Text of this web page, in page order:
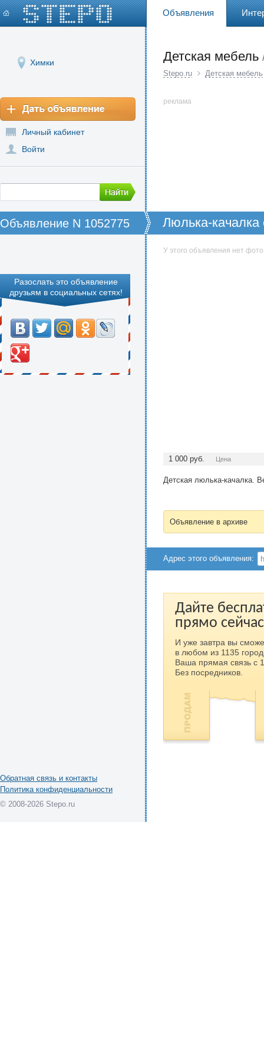
Объявления
Химки
Личный кабинет
Войти
Детская мебель
Stepo.ru Детская мебель
реклама
Объявление N 1052775 Люлька-
Разослать это объявление
друзьям в социальных сетях!
У этого объявления нет
1 000 руб. Цена
Детская люлька-качалка.
Объявление в архиве
Адрес этого объявления:
Дайте
прямо
И уже завтра вы
в любом из 1135
Ваша прямая связь с
Без посредников.
Обратная связь и контакты
Политика конфиденциальности
© 2008-2026 Stepo.ru